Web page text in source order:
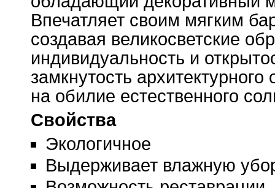
Впечатляет своим мягким
создавая великосветские
индивидуальность и
замкнутость
на обилие естественного
Свойства
Экологичное
Выдерживает влажную